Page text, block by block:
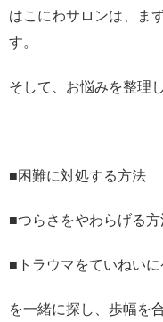
はこにわサロンは、ま
す。
そして、お悩みを整
■困難に対処する方法
■つらさをやわらげる方
■トラウマをていねい
を一緒に探し、歩幅を